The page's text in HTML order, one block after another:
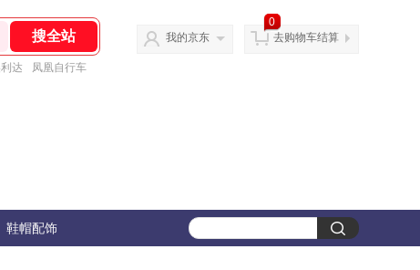
达 凤凰自行车
我的京东
0
去购物车结算
鞋帽配饰